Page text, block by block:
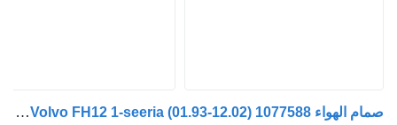
صمام الهواء Volvo FH12 1-seeria (01.93-12.02) 1077588 لـ السيارات القاطرة Volvo FH12, FH16, NH12, FH, VNL780 (1993-2014)